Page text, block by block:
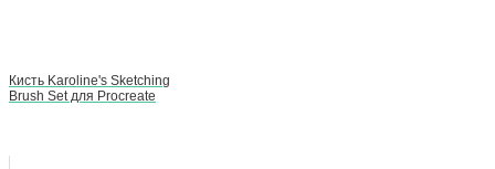
Кисть Karoline's Sketching
Brush Set для Procreate